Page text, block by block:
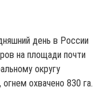
день в России
на площади почти
округу
охвачено 830 га.